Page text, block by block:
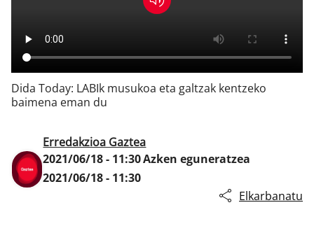
Klisk
Dida Today: LABIk musukoa eta galtzak kentzeko
baimena eman du
Erredakzioa Gaztea
2021/06/18 - 11:30Azken eguneratzea
2021/06/18 - 11:30
Elkarbanatu